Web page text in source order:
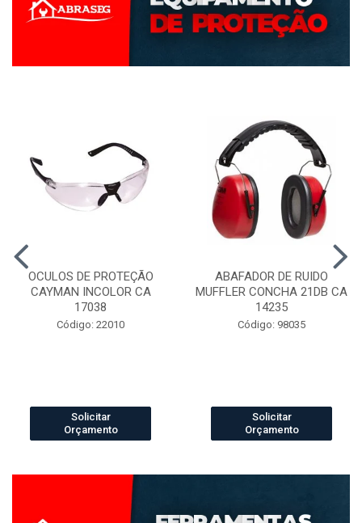
OCULOS DE PROTEÇÃO
CAYMAN INCOLOR CA
17038
Código: 22010
Solicitar
Orçamento
ABAFADOR DE RUIDO
MUFFLER CONCHA 21DB CA
14235
Código: 98035
Solicitar
Orçamento